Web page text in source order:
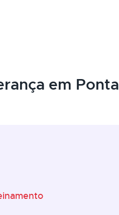
em Ponta